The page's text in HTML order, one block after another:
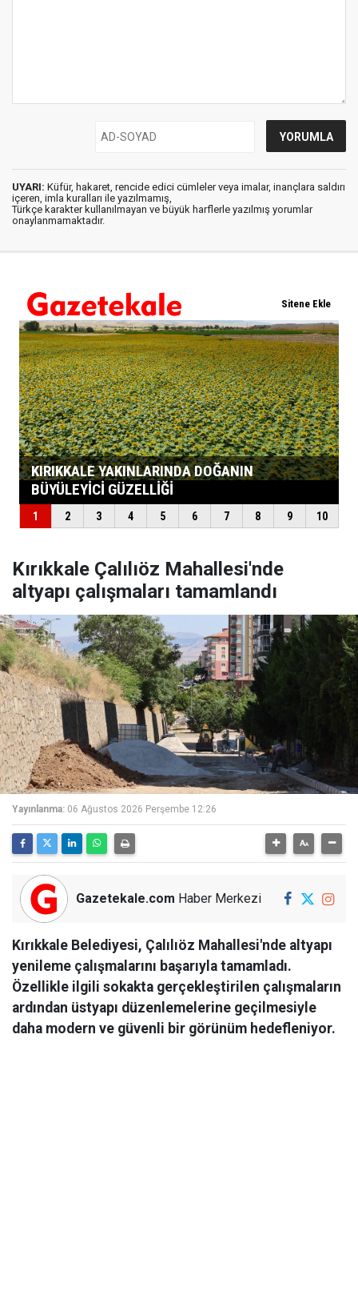
UYARI: Küfür, hakaret, rencide edici cümleler veya imalar, inançlara saldırı
içeren, imla kuralları ile yazılmamış,
Türkçe karakter kullanılmayan ve büyük harflerle yazılmış yorumlar
onaylanmamaktadır.
Kırıkkale Çalılıöz Mahallesi'nde
altyapı çalışmaları tamamlandı
Yayınlanma: 06 Ağustos 2026 Perşembe 12:26
Gazetekale.com Haber Merkezi
Kırıkkale Belediyesi, Çalılıöz Mahallesi'nde altyapı
yenileme çalışmalarını başarıyla tamamladı.
Özellikle ilgili sokakta gerçekleştirilen çalışmaların
ardından üstyapı düzenlemelerine geçilmesiyle
daha modern ve güvenli bir görünüm hedefleniyor.